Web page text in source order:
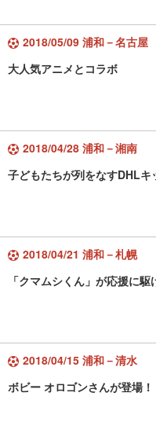
2018/05/09 浦和－名古屋
大人気アニメとコラボ
2018/04/28 浦和－湘南
子どもたちが列をなすDHLキ
2018/04/21 浦和－札幌
「クマムシくん」が応援に
2018/04/15 浦和－清水
ボビー オロゴンさんが登場！